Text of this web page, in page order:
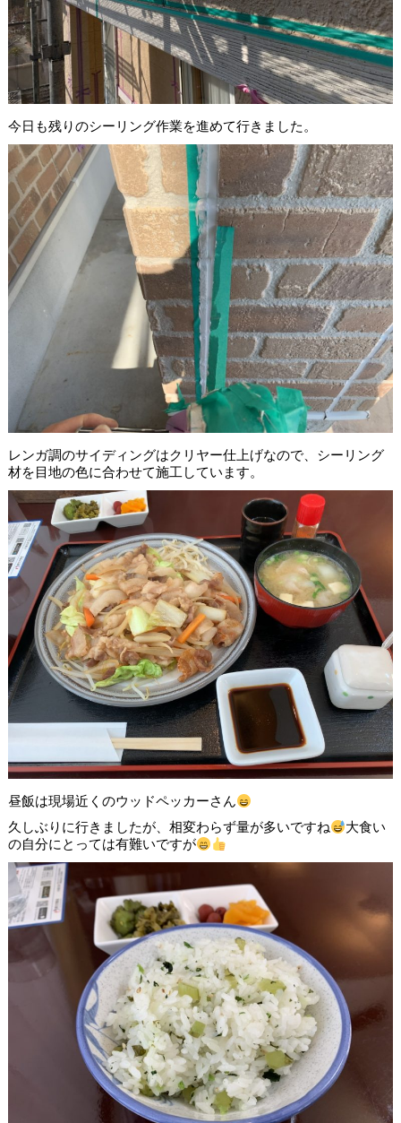
今日も残りのシーリング作業を進めて行きました。
レンガ調のサイディングはクリヤー仕上げなので、シーリング
材を目地の色に合わせて施工しています。
昼飯は現場近くのウッドペッカーさん
久しぶりに行きましたが、相変わらず量が多いですね
大食い
の自分にとっては有難いですが